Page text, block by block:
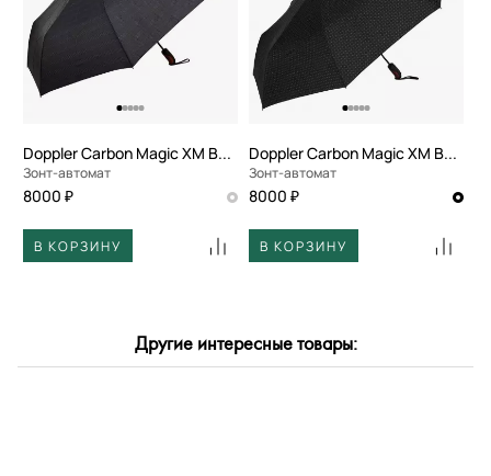
По размеру скидки
По скорости доставки
Doppler Carbon Magic XM Business
Зонт-автомат
8000 ₽
В КОРЗИНУ
Doppler Carbon Magic XM Business
Зонт-автомат
8000 ₽
В КОРЗИНУ
Другие интересные товары: